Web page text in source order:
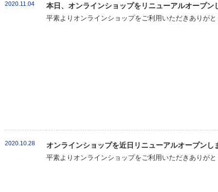
2020.11.04 本日、オンラインショップをリニューアルオープン
平素よりオンラインショップをご利用いただきありが
2020.10.28 オンラインショップを近日リニューアルオープンし
平素よりオンラインショップをご利用いただきありが